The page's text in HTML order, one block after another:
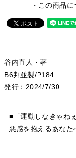
・この商品
谷内直人・著
B6判並製/P184
発行：2024/7/30
■「運動しなきゃね
悪感を抱えるあなた